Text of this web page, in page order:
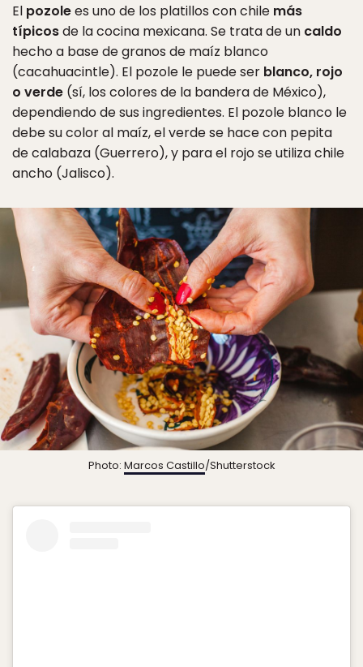
El pozolees uno de los platillos con chile más
típicosde la cocina mexicana. Se trata de un caldo
hecho a base de granos de maíz blanco
(cacahuacintle). El pozole le puede ser blanco, rojo
o verde (sí, los colores de la bandera de México),
dependiendo de sus ingredientes. El pozole blanco le
debe su color al maíz, el verde se hace con pepita
de calabaza (Guerrero), y para el rojo se utiliza chile
ancho (Jalisco).
Photo: Marcos Castillo/Shutterstock